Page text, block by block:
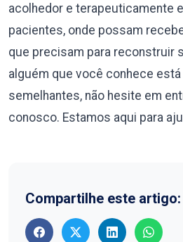
acolhedor e terapeuticamente
pacientes, onde possam
que precisam para reconstruir
alguém que você conhece
semelhantes, não hesite em
conosco. Estamos aqui para
Compartilhe este artigo: